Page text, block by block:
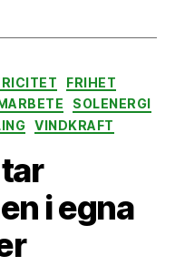
FRIHET
SOLENERGI
VINDKRAFT
i egna